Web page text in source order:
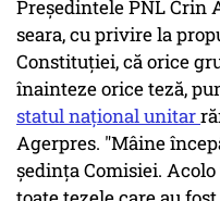
Preşedintele PNL Crin
seara, cu privire la
Constituţiei, că orice
înainteze orice teză,
statul naţional unitar
Agerpres. "Mâine
şedinţa Comisiei.